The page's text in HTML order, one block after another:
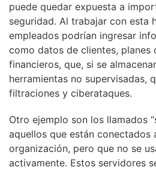
puede quedar expuesta a
seguridad. Al trabajar con esta
empleados podrían ingresar
como datos de clientes, planes
financieros, que, si se
herramientas no supervisadas,
filtraciones y ciberataques.
Otro ejemplo son los llamados
aquellos que están conectados
organización, pero que no se
activamente. Estos servidores